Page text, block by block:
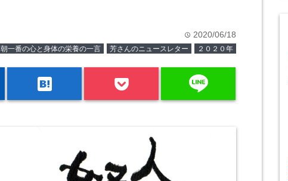
time 2020/06/18
朝一番の心と身体の栄養の一言 芳さんのニュースレター ２０２０年
hatenabookmark line